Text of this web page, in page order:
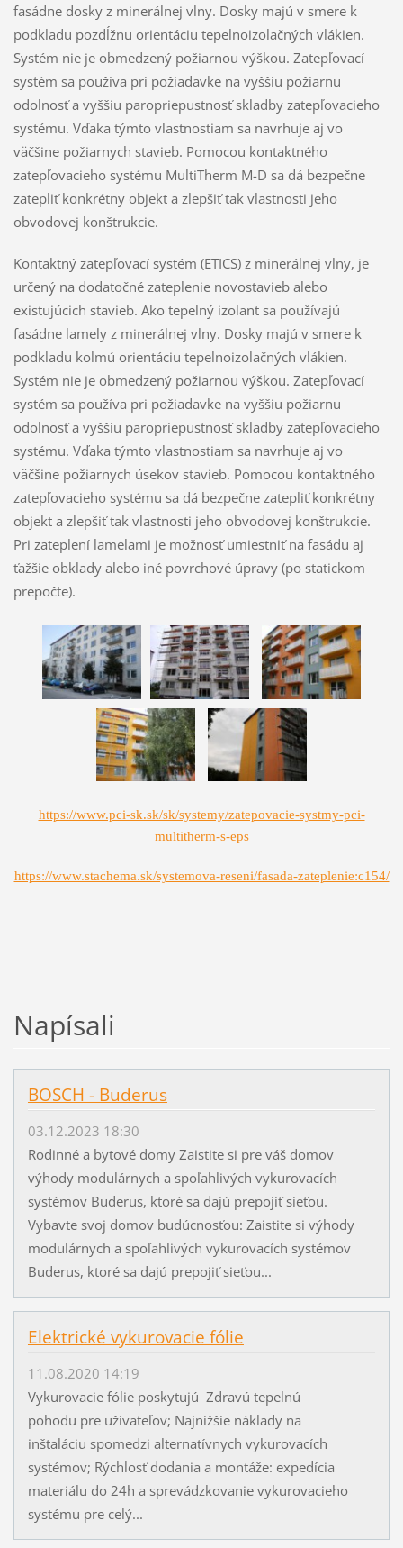
fasádne dosky z minerálnej vlny. Dosky majú v smere k
podkladu pozdĺžnu orientáciu tepelnoizolačných vlákien.
Systém nie je obmedzený požiarnou výškou. Zatepľovací
systém sa používa pri požiadavke na vyššiu požiarnu
odolnosť a vyššiu paropriepustnosť skladby zatepľovacieho
systému. Vďaka týmto vlastnostiam sa navrhuje aj vo
väčšine požiarnych stavieb. Pomocou kontaktného
zatepľovacieho systému MultiTherm M-D sa dá bezpečne
zatepliť konkrétny objekt a zlepšiť tak vlastnosti jeho
obvodovej konštrukcie.
Kontaktný zatepľovací systém (ETICS) z minerálnej vlny, je
určený na dodatočné zateplenie novostavieb alebo
existujúcich stavieb. Ako tepelný izolant sa používajú
fasádne lamely z minerálnej vlny. Dosky majú v smere k
podkladu kolmú orientáciu tepelnoizolačných vlákien.
Systém nie je obmedzený požiarnou výškou. Zatepľovací
systém sa používa pri požiadavke na vyššiu požiarnu
odolnosť a vyššiu paropriepustnosť skladby zatepľovacieho
systému. Vďaka týmto vlastnostiam sa navrhuje aj vo
väčšine požiarnych úsekov stavieb. Pomocou kontaktného
zatepľovacieho systému sa dá bezpečne zatepliť konkrétny
objekt a zlepšiť tak vlastnosti jeho obvodovej konštrukcie.
Pri zateplení lamelami je možnosť umiestniť na fasádu aj
ťažšie obklady alebo iné povrchové úpravy (po statickom
prepočte).
https://www.pci-sk.sk/sk/systemy/zatepovacie-systmy-pci-
multitherm-s-eps
https://www.stachema.sk/systemova-reseni/fasada-zateplenie:c154/
Napísali
BOSCH - Buderus
03.12.2023 18:30
Rodinné a bytové domy Zaistite si pre váš domov
výhody modulárnych a spoľahlivých vykurovacích
systémov Buderus, ktoré sa dajú prepojiť sieťou.
Vybavte svoj domov budúcnosťou: Zaistite si výhody
modulárnych a spoľahlivých vykurovacích systémov
Buderus, ktoré sa dajú prepojiť sieťou...
Elektrické vykurovacie fólie
11.08.2020 14:19
Vykurovacie fólie poskytujú Zdravú tepelnú
pohodu pre užívateľov; Najnižšie náklady na
inštaláciu spomedzi alternatívnych vykurovacích
systémov; Rýchlosť dodania a montáže: expedícia
materiálu do 24h a sprevádzkovanie vykurovacieho
systému pre celý...